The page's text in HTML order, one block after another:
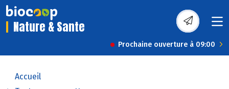
Nature & Sante
Prochaine ouverture à 09:00
Accueil